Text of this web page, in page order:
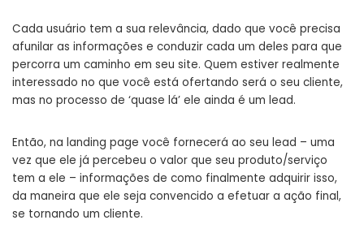
Cada usuário tem a sua relevância, dado que você precisa
afunilar as informações e conduzir cada um deles para que
percorra um caminho em seu site. Quem estiver realmente
interessado no que você está ofertando será o seu cliente,
mas no processo de ‘quase lá’ ele ainda é um lead.
Então, na landing page você fornecerá ao seu lead – uma
vez que ele já percebeu o valor que seu produto/serviço
tem a ele – informações de como finalmente adquirir isso,
da maneira que ele seja convencido a efetuar a ação final,
se tornando um cliente.